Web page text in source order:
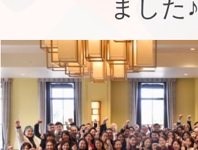
ました♪